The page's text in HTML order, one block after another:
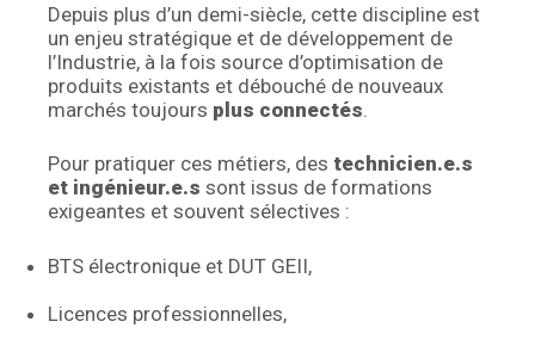
Depuis plus d’un demi-siècle, cette discipline est
un enjeu stratégique et de développement de
l’Industrie, à la fois source d’optimisation de
produits existants et débouché de nouveaux
marchés toujours plus connectés
Pour pratiquer ces métiers, destechnicien.e.s
et ingénieur.e.s sont issus de formations
exigeantes et souvent sélectives :
BTS électronique et DUT GEII,
Licences professionnelles,